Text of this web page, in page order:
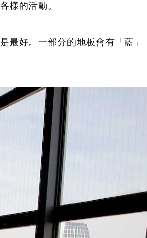
樣的活動。
好。一部分的地板會有「藍」